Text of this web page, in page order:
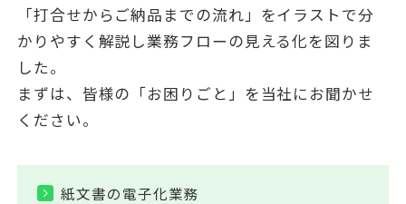
「打合せからご納品までの流れ」をイラストで分
かりやすく解説し業務フローの見える化を図りま
した。
まずは、皆様の「お困りごと」を当社にお聞かせ
ください。
紙文書の電子化業務